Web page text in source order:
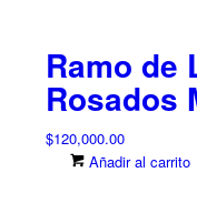
Ramo de
Rosados
$120,000.00
Añadir al carrito